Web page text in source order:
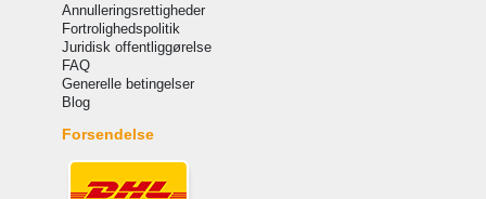
Annulleringsrettigheder
Fortrolighedspolitik
Juridisk offentliggørelse
FAQ
Generelle betingelser
Blog
Forsendelse